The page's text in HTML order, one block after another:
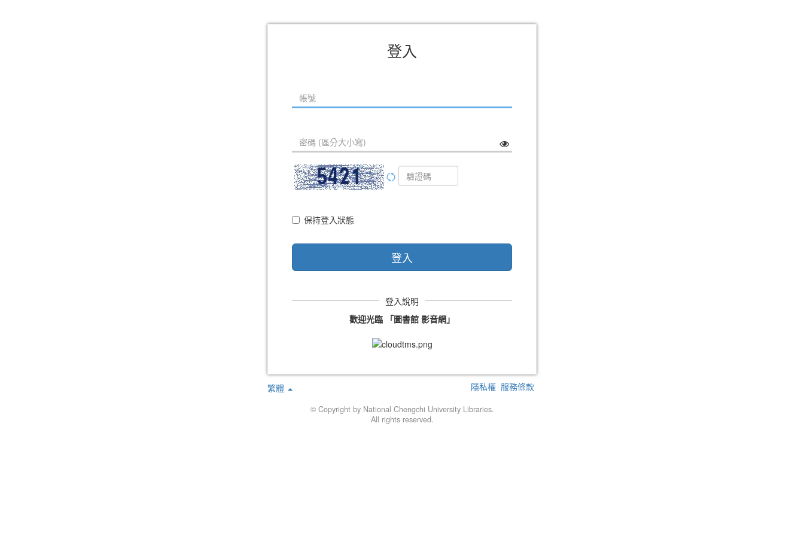
登入
保持登入狀態
登入
登入說明
歡迎光臨 「圖書館 影音網」
繁體 隱私權 服務條款
© Copyright by National Chengchi University Libraries.
All rights reserved.